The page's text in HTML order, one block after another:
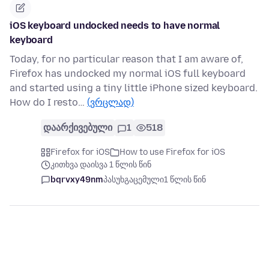
iOS keyboard undocked needs to have normal
keyboard
Today, for no particular reason that I am aware of,
Firefox has undocked my normal iOS full keyboard
and started using a tiny little iPhone sized keyboard.
How do I resto… (ვრცლად)
დაარქივებული 1 518
Firefox for iOS
How to use Firefox for iOS
კითხვა დაისვა 1 წლის წინ
bqrvxy49nmპასუხგაცემული1 წლის წინ